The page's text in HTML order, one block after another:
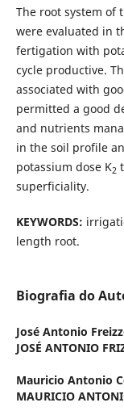
The root system of
were evaluated in
fertigation with
cycle productive.
associated with
permitted a good
and nutrients
in the soil profile
potassium dose K2
superficiality.
KEYWORDS:
length root.
Biografia do
José Antonio
JOSÉ ANTONIO
Mauricio Antonio
MAURICIO